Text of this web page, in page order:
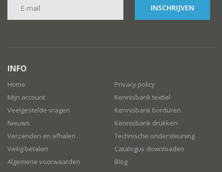
INSCHRIJVEN
INFO
Home
Mijn account
Veelgestelde vragen
Nieuws
Verzenden en afhalen
Veilig betalen
Algemene voorwaarden
Privacy policy
Kennisbank textiel
Kennisbank borduren
Kennisbank drukken
Technische ondersteuning
Catalogus downloaden
Blog